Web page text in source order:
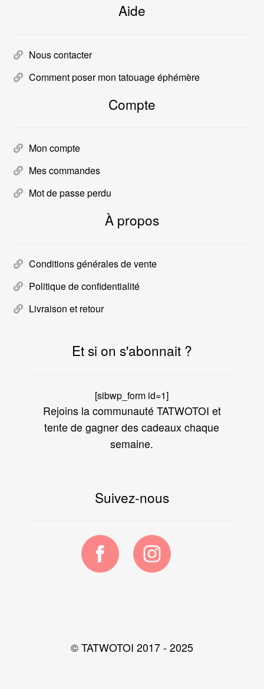
Aide
Nous contacter
Comment poser mon tatouage éphémère
Compte
Mon compte
Mes commandes
Mot de passe perdu
À propos
Conditions générales de vente
Politique de confidentialité
Livraison et retour
Et si on s'abonnait ?
[sibwp_form id=1]
Rejoins la communauté TATWOTOI et
tente de gagner des cadeaux chaque
semaine.
Suivez-nous
© TATWOTOI 2017 - 2025